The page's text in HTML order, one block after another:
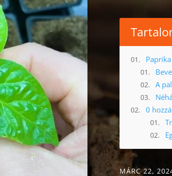
A
0
MÁRC 22,